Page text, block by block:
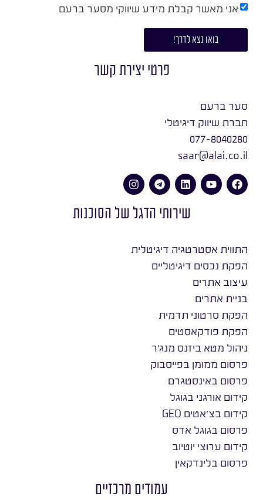
אני מאשר קבלת מידע שיווקי מסער ברעם
בואו נצא לדרך!
פרטי יצירת קשר
סער ברעם
חברת שיווק דיגיטלי
077-8040280
saar@alai.co.il
שירותי הדגל של הסוכנות
התווית אסטרטגיה דיגיטלית
הפקת נכסים דיגיטליים
עיצוב אתרים
בניית אתרים
הפקת סרטוני תדמית
הפקת פודקאסטים
ניהול מטא ביזנס מנג׳ר
פרסום ממומן בפייסבוק
פרסום באינסטגרם
קידום אורגני בגוגל
קידום בצ׳אטים GEO
פרסום בגוגל אדס
קידום ערוצי יוטיוב
פרסום בלינדקאין
עמודים מרכזיים